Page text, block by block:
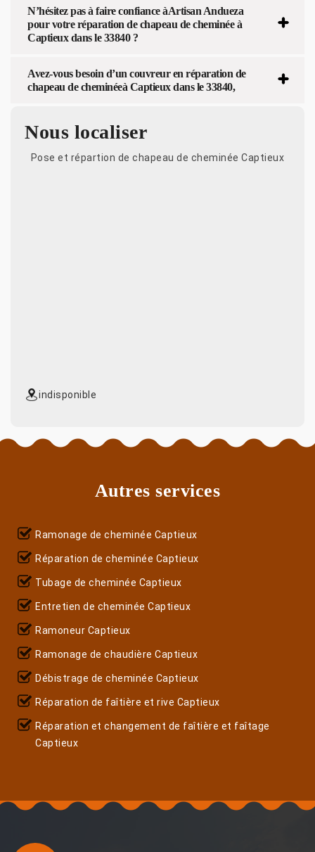
N’hésitez pas à faire confiance àArtisan Andueza
pour votre réparation de chapeau de cheminée à
Captieux dans le 33840 ?
Avez-vous besoin d’un couvreur en réparation de
chapeau de cheminéeà Captieux dans le 33840,
Nous localiser
Pose et répartion de chapeau de cheminée Captieux
indisponible
Autres services
Ramonage de cheminée Captieux
Réparation de cheminée Captieux
Tubage de cheminée Captieux
Entretien de cheminée Captieux
Ramoneur Captieux
Ramonage de chaudière Captieux
Débistrage de cheminée Captieux
Réparation de faîtière et rive Captieux
Réparation et changement de faîtière et faîtage
Captieux